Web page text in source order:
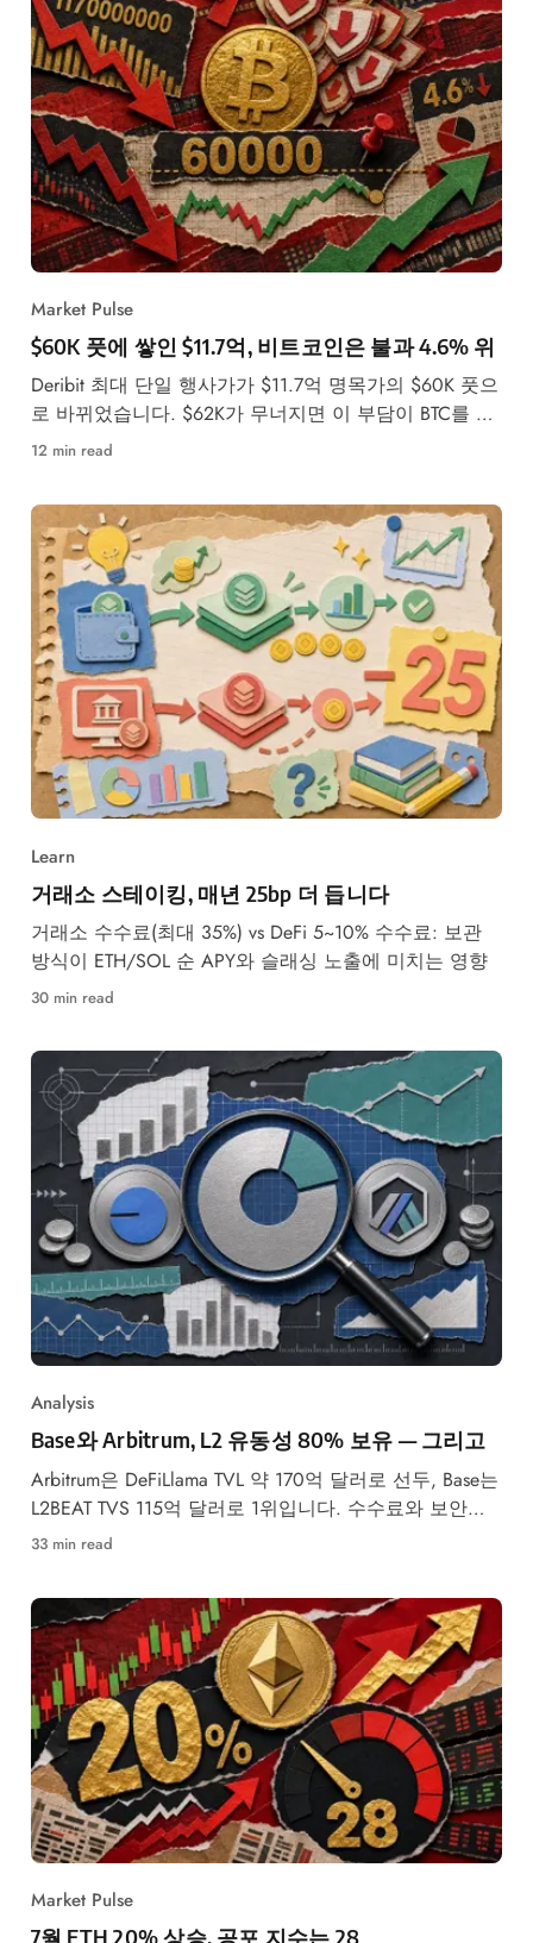
Market Pulse
$60K 풋에 쌓인 $11.7억, 비트코인은 불과 4.6% 위
Deribit 최대 단일 행사가가 $11.7억 명목가의 $60K 풋으
로 바뀌었습니다. $62K가 무너지면 이 부담이 BTC를 끌
어내릴 수 있는 이유
12 min read
Learn
거래소 스테이킹, 매년 25bp 더 듭니다
거래소 수수료(최대 35%) vs DeFi 5~10% 수수료: 보관
방식이 ETH/SOL 순 APY와 슬래싱 노출에 미치는 영향
30 min read
Analysis
Base와 Arbitrum, L2 유동성 80% 보유 — 그리고
Arbitrum은 DeFiLlama TVL 약 170억 달러로 선두, Base는
L2BEAT TVS 115억 달러로 1위입니다. 수수료와 보안
Stage 등급,
33 min read
Market Pulse
7월 ETH 20% 상승, 공포 지수는 28